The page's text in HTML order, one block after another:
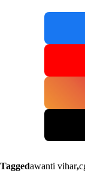
Taggedawanti vihar,